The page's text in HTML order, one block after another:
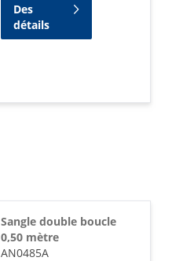
Des
détails
Sangle double boucle
0,50 mètre
AN0485A